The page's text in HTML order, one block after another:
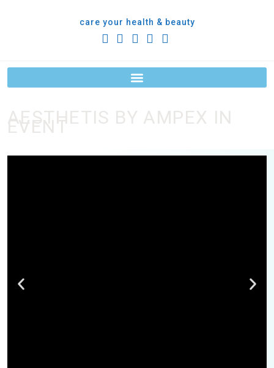
care your health & beauty
AESTHETIS BY AMPEX IN
EVENT